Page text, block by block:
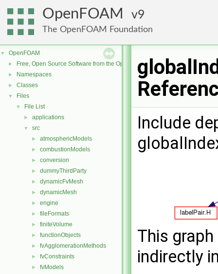
OpenFOAM 9
The OpenFOAM Foundation
▼ OpenFOAM
► Free, Open Source Software from the OpenFOAM Foundation
► Namespaces
► Classes
▼ Files
▼ File List
► applications
▼ src
► atmosphericModels
► combustionModels
► conversion
► dummyThirdParty
► dynamicFvMesh
► dynamicMesh
► engine
► fileFormats
► finiteVolume
► functionObjects
► fvAgglomerationMethods
► fvConstraints
► fvModels
Include
This
indirectly